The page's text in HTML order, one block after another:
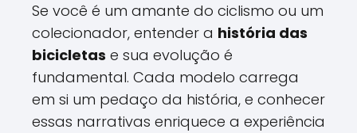
Se você é um amante do ciclismo ou um
colecionador, entender a história das
bicicletas e sua evolução é
fundamental. Cada modelo carrega
em si um pedaço da história, e conhecer
essas narrativas enriquece a experiência